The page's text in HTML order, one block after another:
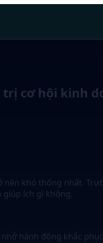
cơ hội kinh
khó thống nhất.
giúp ích gì không.
hành động khắc